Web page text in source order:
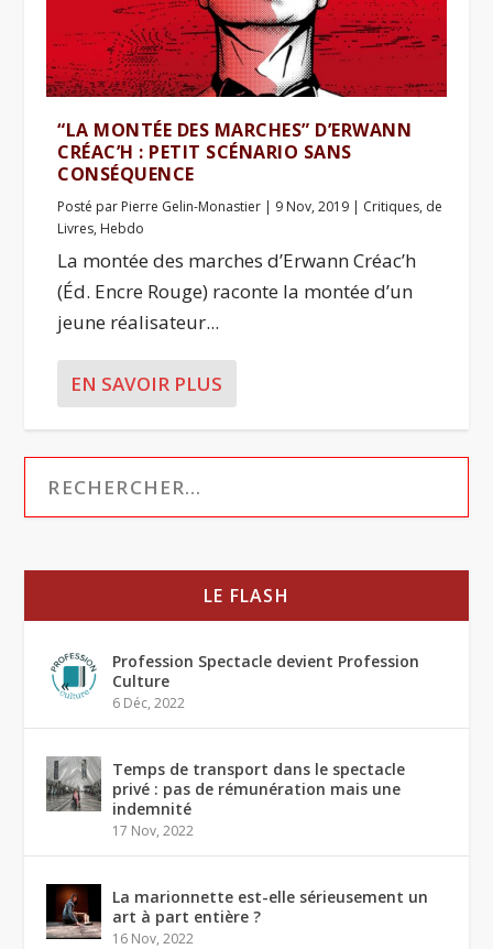
“LA MONTÉE DES MARCHES” D’ERWANN
CRÉAC’H : PETIT SCÉNARIO SANS
CONSÉQUENCE
Posté par Pierre Gelin-Monastier | 9 Nov, 2019 | Critiques, de
Livres, Hebdo
La montée des marches d’Erwann Créac’h
(Éd. Encre Rouge) raconte la montée d’un
jeune réalisateur...
EN SAVOIR PLUS
LE FLASH
Profession Spectacle devient Profession
Culture
6 Déc, 2022
Temps de transport dans le spectacle
privé : pas de rémunération mais une
indemnité
17 Nov, 2022
La marionnette est-elle sérieusement un
art à part entière ?
16 Nov, 2022